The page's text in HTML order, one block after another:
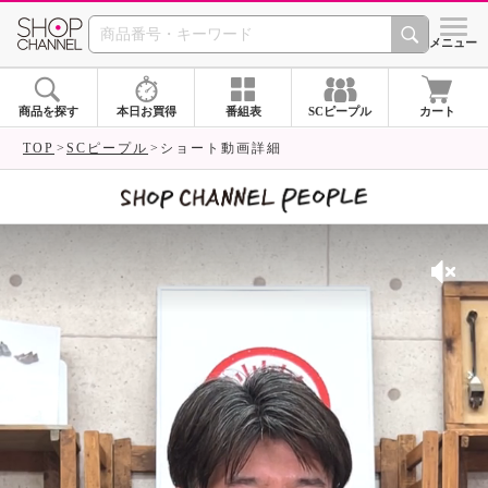
SHOP CHANNEL シメニュー
商品を探す 本日お買得 番組表 SCピープル カート
TOP SCピープル ショート動画詳細